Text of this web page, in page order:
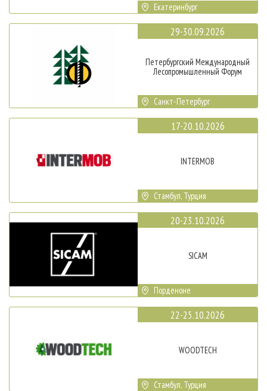
Екатеринбург
29-30.09.2026
Петербургский Международный
Лесопромышленный Форум
Санкт-Петербург
17-20.10.2026
INTERMOB
Стамбул, Турция
20-23.10.2026
SICAM
Порденоне
22-25.10.2026
WOODTECH
Стамбул, Турция